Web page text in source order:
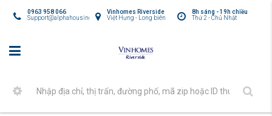
8h sáng - 19h chiều
Thứ 2 - Chủ Nhật
Vinhomes Riverside
Việt Hưng - Long biên
0963 958 066
Support@alphahousing.vn